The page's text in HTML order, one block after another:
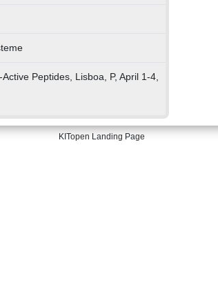
Peptides, Lisboa, P, April 1-4,
KITopen Landing Page